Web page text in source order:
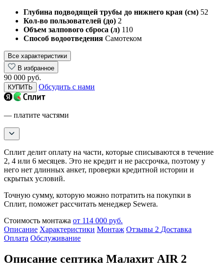
Глубина подводящей трубы до нижнего края (см) 52
Кол-во пользователей (до) 2
Объем залпового сброса (л) 110
Способ водоотведения Самотеком
Все характеристики
В избранное
90 000 руб.
КУПИТЬ Обсудить с нами
— платите частями
Сплит делит оплату на части, которые списываются в течение
2, 4 или 6 месяцев. Это не кредит и не рассрочка, поэтому у
него нет длинных анкет, проверки кредитной истории и
скрытых условий.
Точную сумму, которую можно потратить на покупки в
Сплит, поможет рассчитать менеджер Sewera.
Стоимость монтажа от 114 000 руб.
Описание Характеристики Монтаж Отзывы 2 Доставка
Оплата Обслуживание
Описание септика Малахит AIR 2